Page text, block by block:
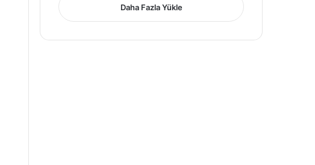
Daha Fazla Yükle